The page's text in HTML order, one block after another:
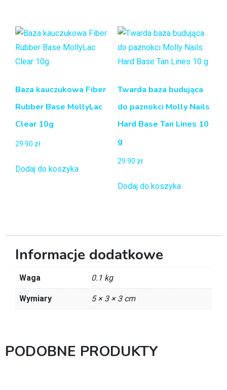
Baza kauczukowa Fiber
Rubber Base MollyLac
Clear 10g
29.90 zł
Dodaj do koszyka
Twarda baza budująca
do paznokci Molly Nails
Hard Base Tan Lines 10
g
29.90 zł
Dodaj do koszyka
Informacje dodatkowe
Waga 0.1 kg
Wymiary 5 × 3 × 3 cm
PODOBNE PRODUKTY